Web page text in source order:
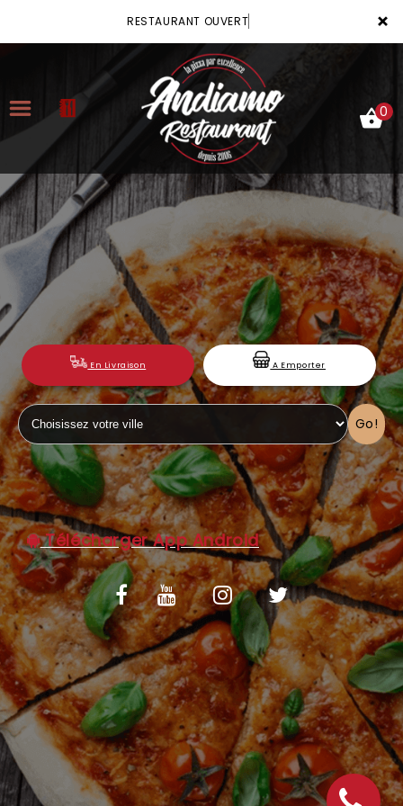
×
RESTAURANT OUVERT
ACCUEIL
LA CARTE
VOTRE COMPTE
NOTRE RESTAURANT
VOS AVIS
MENTIONS LÉGALES
C.G.V
0
En Livraison A Emporter
Go!
Télécharger App Android